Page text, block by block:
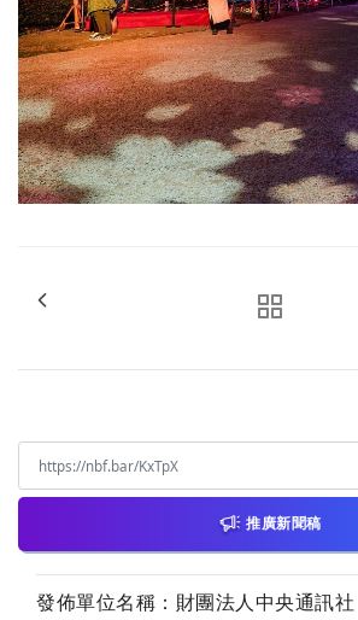
推廣新聞稿
發佈單位名稱：財團法人中央通訊社